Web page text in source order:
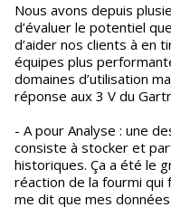
Nous avons depuis
d’évaluer le potentiel
d’aider nos clients à en
équipes plus
domaines d’utilisation
réponse aux 3 V du
- A pour Analyse : une
consiste à stocker et
historiques. Ça a été le
réaction de la fourmi qui
me dit que mes